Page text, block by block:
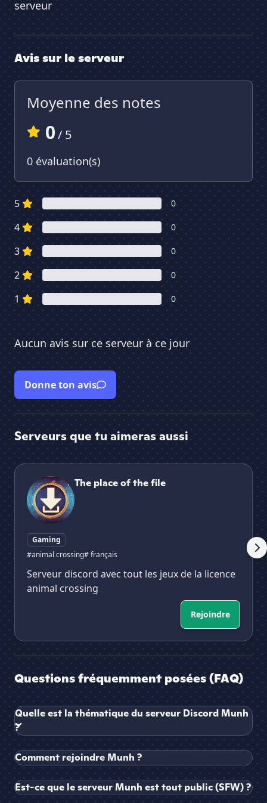
serveur
Avis sur le serveur
Moyenne des notes
0/ 5
0 évaluation(s)
5 0
4 0
3 0
2 0
1 0
Aucun avis sur ce serveur à ce jour
Donne ton avis
Serveurs que tu aimeras aussi
The place of the file
The place of the file
Gaming
#animal crossing# français
Serveur discord avec tout les jeux de la licence
animal crossing
Rejoindre
Questions fréquemment posées (FAQ)
Quelle est la thématique du serveur Discord Munh
?
Comment rejoindre Munh ?
Est-ce que le serveur Munh est tout public (SFW) ?